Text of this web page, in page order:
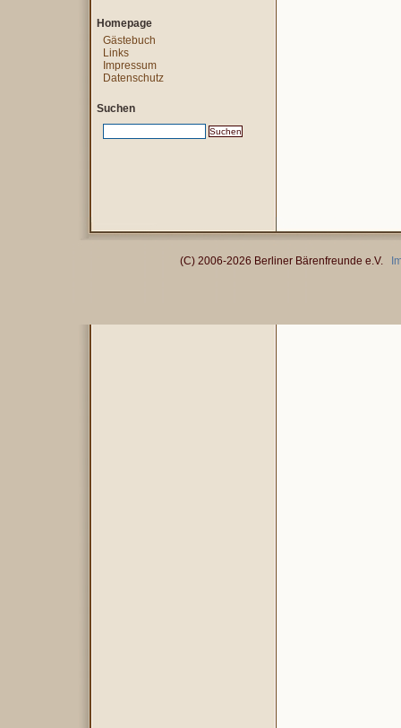
Homepage
Gästebuch
Links
Impressum
Datenschutz
Suchen
(C) 2006-2026 Berliner Bärenfreunde e.V.